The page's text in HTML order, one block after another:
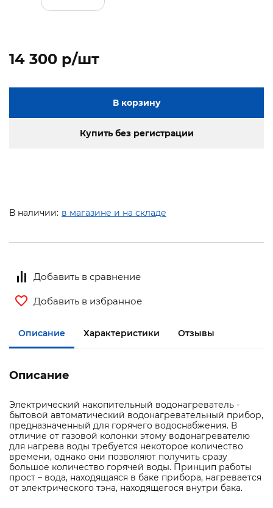
14 300 p/шт
В корзину
Купить без регистрации
В наличии: в магазине и на складе
Добавить в сравнение
Добавить в избранное
Описание Характеристики Отзывы
Описание
Электрический накопительный водонагреватель -
бытовой автоматический водонагревательный прибор,
предназначенный для горячего водоснабжения. В
отличие от газовой колонки этому водонагревателю
для нагрева воды требуется некоторое количество
времени, однако они позволяют получить сразу
большое количество горячей воды. Принцип работы
прост – вода, находящаяся в баке прибора, нагревается
от электрического тэна, находящегося внутри бака.